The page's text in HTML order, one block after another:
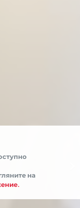
на